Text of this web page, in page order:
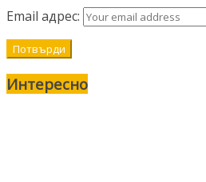
Email адрес:
Интересно